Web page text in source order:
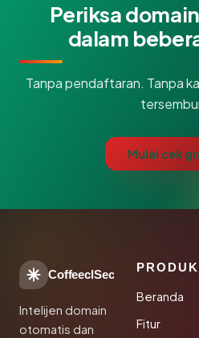
Periksa
dalam
Tanpa pendaftaran. Tanpa
Mulai cek
CoffeeclSec
Intelijen domain
otomatis dan
PRODUK
Beranda
Fitur